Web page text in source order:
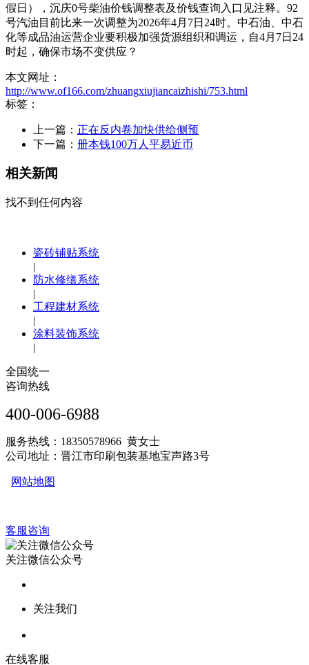
假日），沉庆0号柴油价钱调整表及价钱查询入口见注释。92
号汽油目前比来一次调整为2026年4月7日24时。中石油、中石
化等成品油运营企业要积极加强货源组织和调运，自4月7日24
时起，确保市场不变供应？
本文网址：
http://www.of166.com/zhuangxiujiancaizhishi/753.html
标签：
上一篇： 正在反内卷加快供给侧预
下一篇： 册本钱100万人平易近币
相关新闻
找不到任何内容
瓷砖铺贴系统
|
防水修缮系统
|
工程建材系统
|
涂料装饰系统
|
全国统一
咨询热线
400-006-6988
服务热线：18350578966 黄女士
公司地址：晋江市印刷包装基地宝声路3号
网站地图
客服咨询
关注微信公众号
关注我们
在线客服